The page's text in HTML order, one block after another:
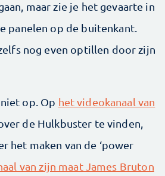
maar zie je het gevaarte in
panelen op de buitenkant.
nog even optillen door zijn
op. Op het videokanaal van
de Hulkbuster te vinden,
het maken van de ‘power
van zijn maat James Bruton